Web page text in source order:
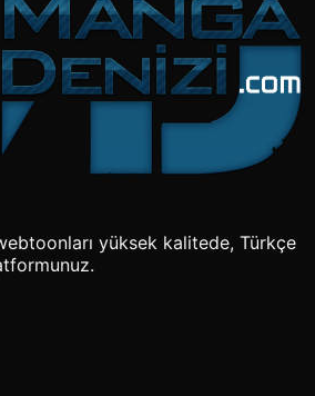
yüksek kalitede, Türkçe